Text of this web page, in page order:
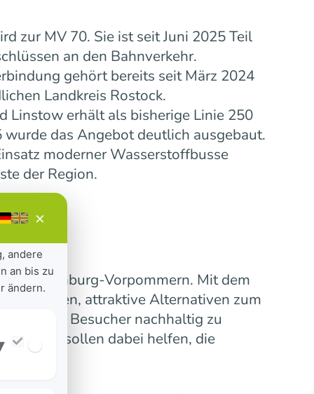
zur MV 70. Sie ist seit Juni 2025 Teil
an den Bahnverkehr.
gehört bereits seit März 2024
Landkreis Rostock.
Linstow erhält als bisherige Linie 250
das Angebot deutlich ausgebaut.
moderner Wasserstoffbusse
der Region.
Mecklenburg-Vorpommern. Mit dem
verbinden, attraktive Alternativen zum
und Besucher nachhaltig zu
sollen dabei helfen, die
×
andere
an bis zu
ändern.